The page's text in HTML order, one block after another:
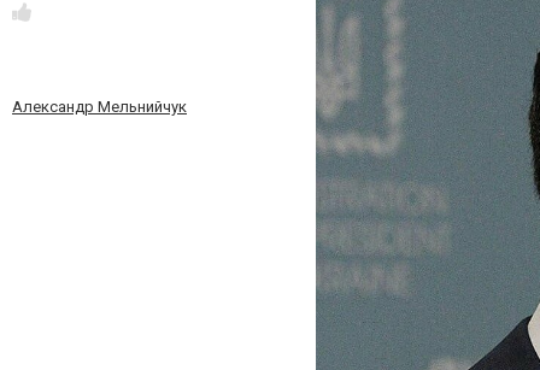
Александр Мельнийчук